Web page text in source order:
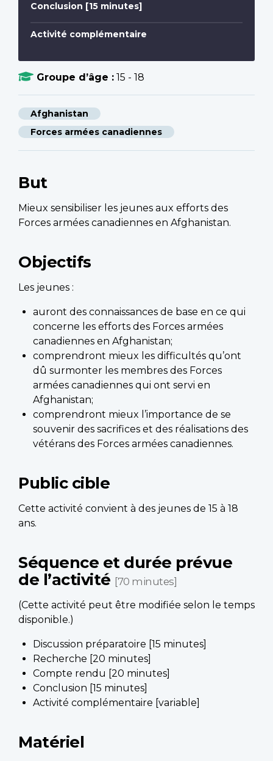
Conclusion [15 minutes]
Activité complémentaire
Groupe d’âge : 15 - 18
Afghanistan
Forces armées canadiennes
But
Mieux sensibiliser les jeunes aux efforts des
Forces armées canadiennes en Afghanistan.
Objectifs
Les jeunes :
auront des connaissances de base en ce qui
concerne les efforts des Forces armées
canadiennes en Afghanistan;
comprendront mieux les difficultés qu’ont
dû surmonter les membres des Forces
armées canadiennes qui ont servi en
Afghanistan;
comprendront mieux l’importance de se
souvenir des sacrifices et des réalisations des
vétérans des Forces armées canadiennes.
Public cible
Cette activité convient à des jeunes de 15 à 18
ans.
Séquence et durée prévue
de l’activité [70 minutes]
(Cette activité peut être modifiée selon le temps
disponible.)
Discussion préparatoire [15 minutes]
Recherche [20 minutes]
Compte rendu [20 minutes]
Conclusion [15 minutes]
Activité complémentaire [variable]
Matériel